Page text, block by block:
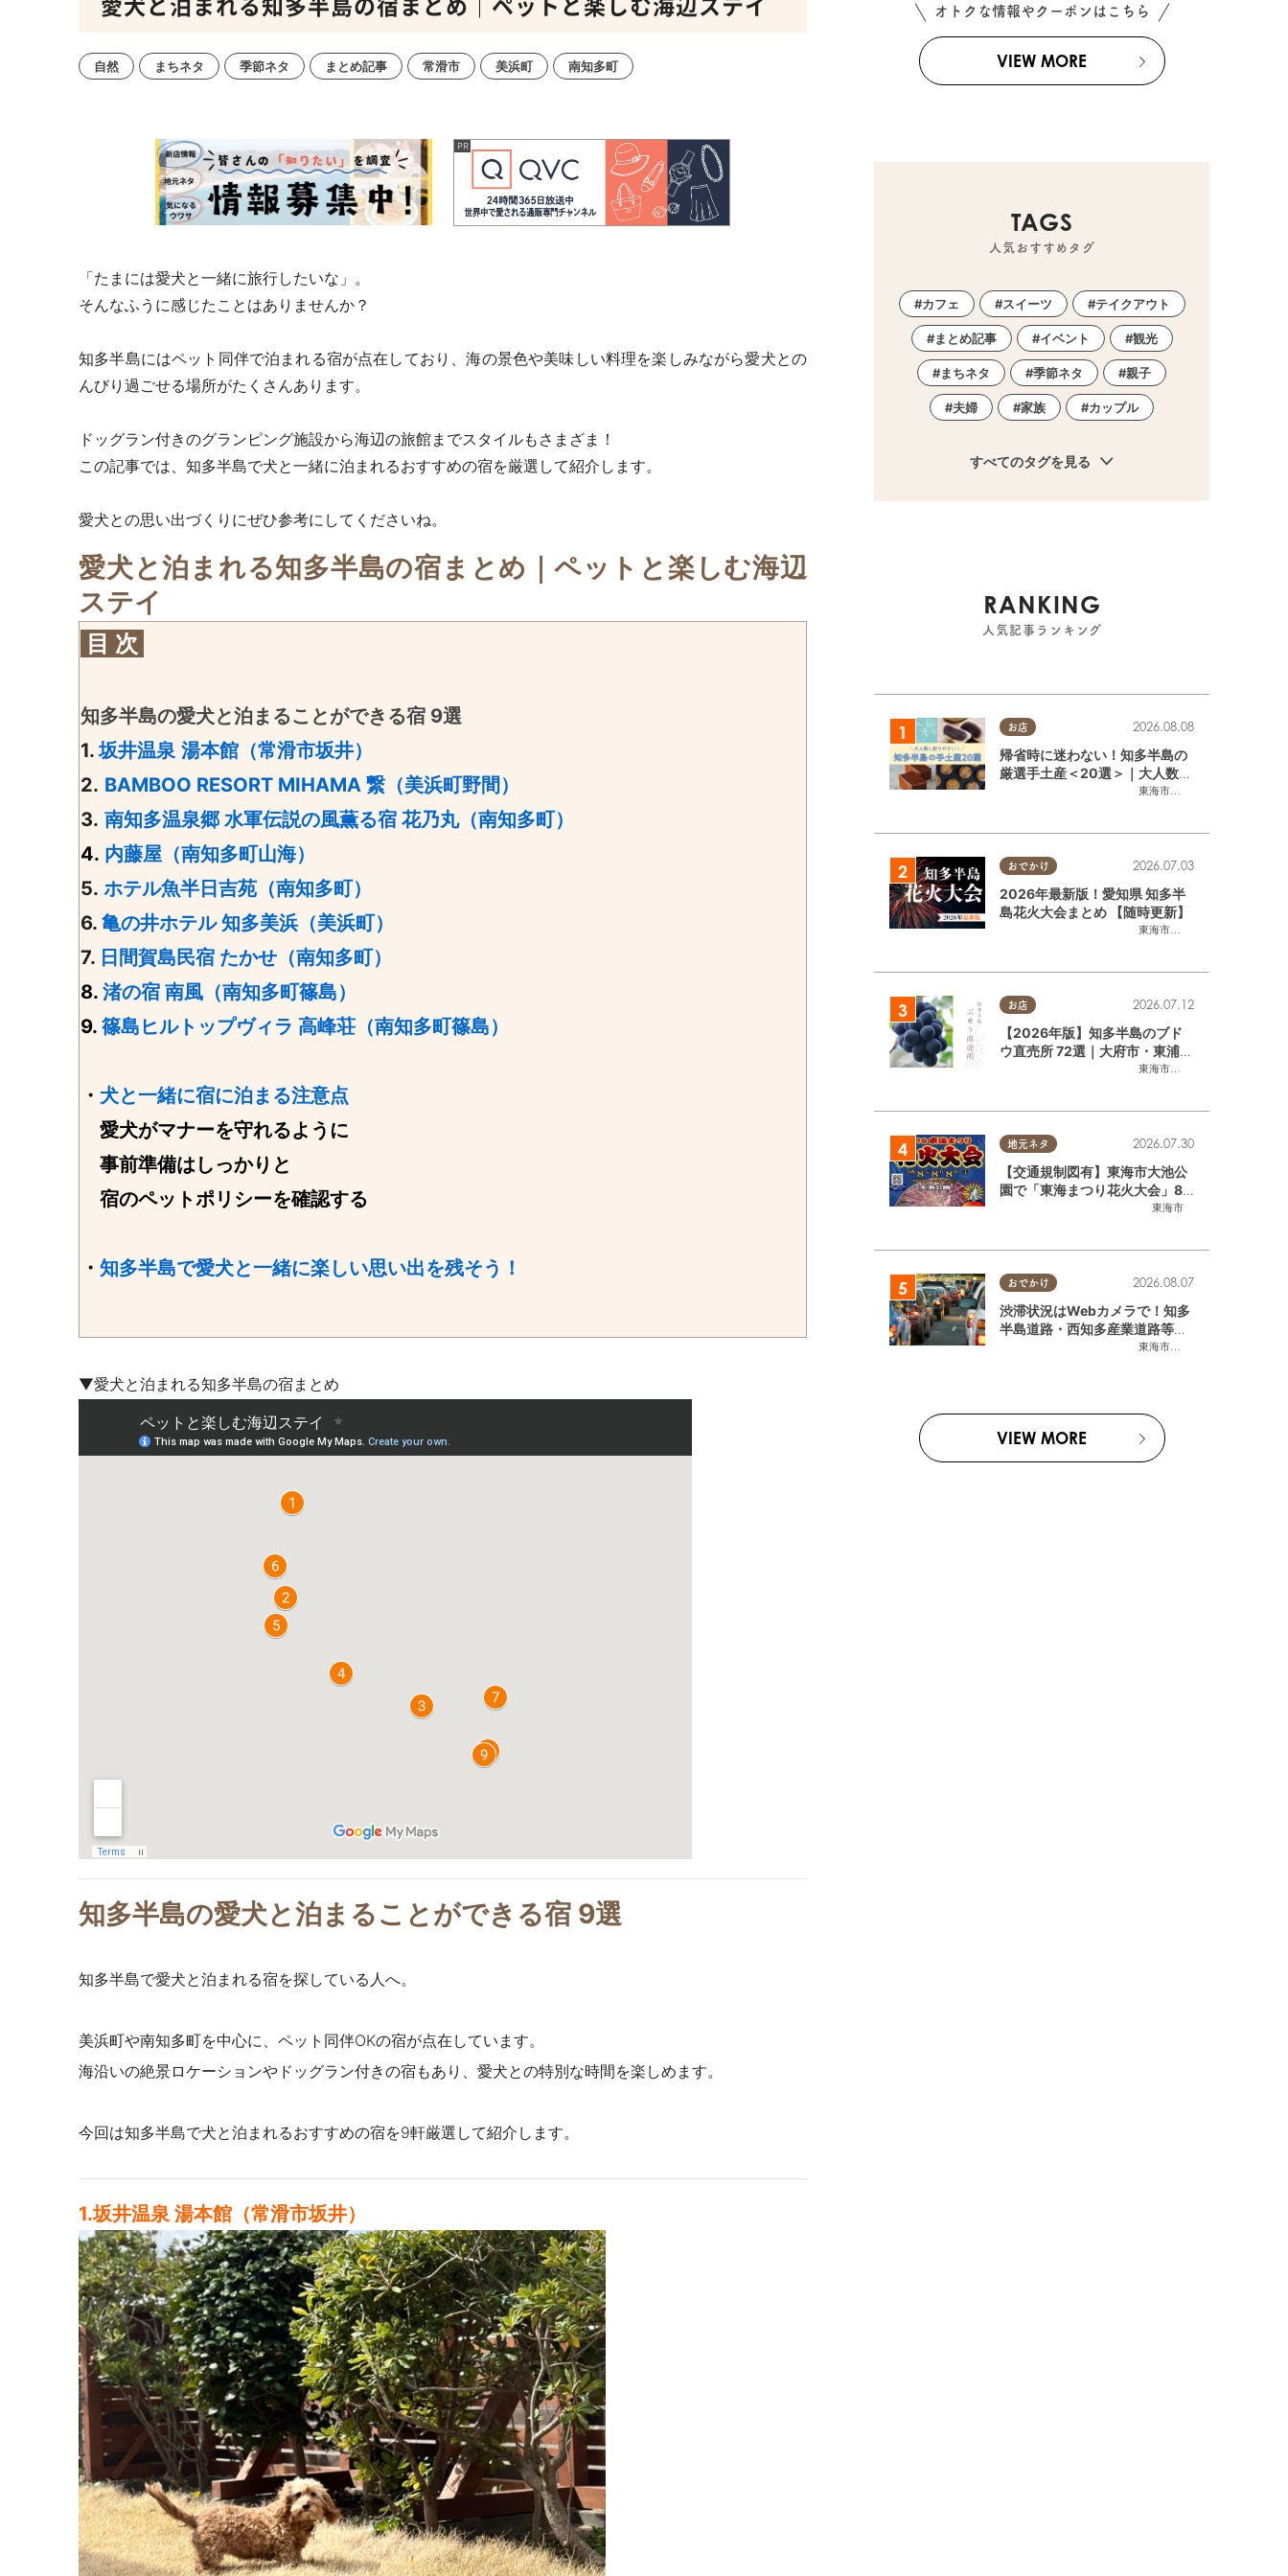
自然 まちネタ 季節ネタ まとめ記事 常滑市 美浜町 南知多町
「たまには愛犬と一緒に旅行したいな」。
そんなふうに感じたことはありませんか？
知多半島にはペット同伴で泊まれる宿が点在しており、海の景色や美味しい料理を楽しみながら愛犬との
んびり過ごせる場所がたくさんあります。
ドッグラン付きのグランピング施設から海辺の旅館までスタイルもさまざま！
この記事では、知多半島で犬と一緒に泊まれるおすすめの宿を厳選して紹介します。
愛犬との思い出づくりにぜひ参考にしてくださいね。
愛犬と泊まれる知多半島の宿まとめ ｜ ペットと楽しむ海辺
ステイ
目 次
知多半島の愛犬と泊まることができる宿 9選
1.坂井温泉 湯本館（常滑市坂井）
2. BAMBOO RESORT MIHAMA 繋（美浜町野間）
3. 南知多温泉郷 水軍伝説の風薫る宿 花乃丸（南知多町）
4. 内藤屋（南知多町山海）
5. ホテル魚半日吉苑（南知多町）
6. 亀の井ホテル 知多美浜（美浜町）
7. 日間賀島民宿 たかせ（南知多町）
8. 渚の宿 南風（南知多町篠島）
9. 篠島ヒルトップヴィラ 高峰荘（南知多町篠島）
・ 犬と一緒に宿に泊まる注意点
愛犬がマナーを守れるように
事前準備はしっかりと
宿のペットポリシーを確認する
・ 知多半島で愛犬と一緒に楽しい思い出を残そう！
▼愛犬と泊まれる知多半島の宿まとめ
知多半島の愛犬と泊まることができる宿 9選
知多半島で愛犬と泊まれる宿を探している人へ。
美浜町や南知多町を中心に、ペット同伴OKの宿が点在しています。
海沿いの絶景ロケーションやドッグラン付きの宿もあり、愛犬との特別な時間を楽しめます。
今回は知多半島で犬と泊まれるおすすめの宿を9軒厳選して紹介します。
1.坂井温泉 湯本館（常滑市坂井）
オトクな情報やクーポンはこちら
VIEW MORE
TAGS
人気おすすめタグ
カフェ スイーツ テイクアウト
まとめ記事 イベント 観光
まちネタ 季節ネタ 親子
夫婦 家族 カップル
すべてのタグを見る
RANKING
人気記事ランキング
お店
東海市
,大府市
2026.08.08
帰省時に迷わない！知多半島の
厳選手土産＜20選＞｜大人数に
配りやすい個包装ギフト
おでかけ
東海市
,大府市
2026.07.03
2026年最新版！愛知県 知多半
島花火大会まとめ 【随時更新】
お店
東海市
,大府市
2026.07.12
【2026年版】知多半島のブド
ウ直売所 72選｜大府市・東浦町
ほかエリア別に一挙紹介
地元ネタ
東海市
2026.07.30
【交通規制図有】東海市大池公
園で「東海まつり花火大会」8/
8(土)に開催｜購入方法や駐車場
おでかけ
東海市
,大府市
2026.08.07
渋滞状況はWebカメラで！知多
半島道路・西知多産業道路等の
VIEW MORE